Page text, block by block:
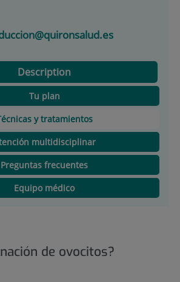
Description
Tu plan
y tratamientos
multidisciplinar
Preguntas frecuentes
Equipo médico
de ovocitos?